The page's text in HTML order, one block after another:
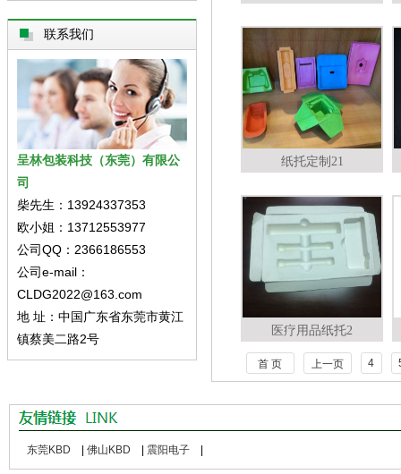
联系我们
呈林包装科技（东莞）有限公
司
柴先生：13924337353
欧小姐：13712553977
公司QQ：2366186553
公司e-mail：
CLDG2022@163.com
地 址：中国广东省东莞市黄江
镇蔡美二路2号
纸托定制21
医疗用品纸托2
首 页 上一页 4
东莞KBD 佛山KBD 震阳电子